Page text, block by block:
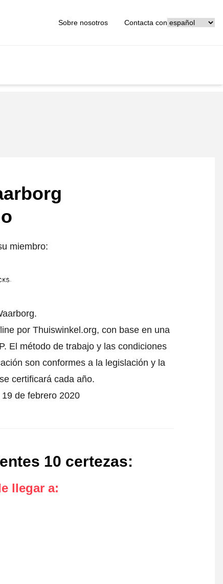
Sobre nosotros Contacta con
miembro:
por Thuiswinkel.org, con base en una
El método de trabajo y las condiciones
son conformes a la legislación y la
certificará cada año.
de febrero 2020
10 certezas:
llegar a: